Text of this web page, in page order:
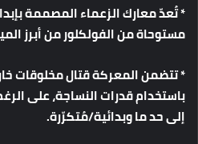
*تُعدّمعاركالزعماءالمصممة
مستوحاةمنالفولكلورمنأبرز
*تتضمنالمعركةقتالمخلوقات
باستخدامقدراتالنساجة،على
إلىحدماوبدائية/مُتكرّرة.